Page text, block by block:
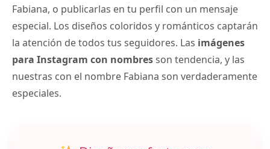
Fabiana, o publicarlas en tu perfil con un mensaje
especial. Los diseños coloridos y románticos captarán
la atención de todos tus seguidores. Las imágenes
para Instagram con nombresson tendencia, y las
nuestras con el nombre Fabiana son verdaderamente
especiales.